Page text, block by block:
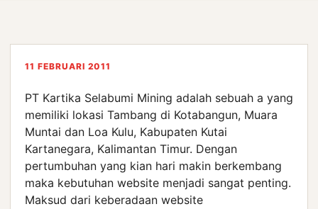
11 FEBRUARI 2011
PT Kartika Selabumi Mining adalah sebuah a yang
memiliki lokasi Tambang di Kotabangun, Muara
Muntai dan Loa Kulu, Kabupaten Kutai
Kartanegara, Kalimantan Timur. Dengan
pertumbuhan yang kian hari makin berkembang
maka kebutuhan website menjadi sangat penting.
Maksud dari keberadaan website